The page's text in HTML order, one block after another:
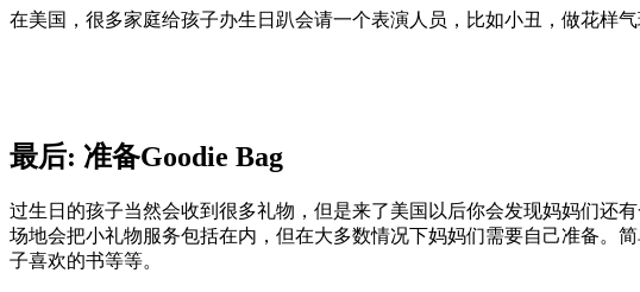
在美国，很多家庭给孩子办生日趴会请一个表演人员，比如小丑，做花样
最后: 准备Goodie Bag
过生日的孩子当然会收到很多礼物，但是来了美国以后你会发现妈妈们还
场地会把小礼物服务包括在内，但在大多数情况下妈妈们需要自己准备。
子喜欢的书等等。